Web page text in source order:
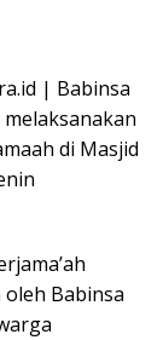
| Babinsa
di Masjid
Babinsa